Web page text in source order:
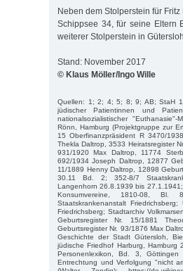
Neben dem Stolperstein für
Schippsee 34, für seine Eltern
weiterer Stolperstein in
Stand: November 2017
© Klaus Möller/Ingo Wille
Quellen: 1; 2; 4; 5; 8; 9; AB; StaH
jüdischer Patientinnen und
nationalsozialistischer
Rönn, Hamburg (Projektgruppe zur
15 Oberfinanzpräsident R 3470/
Thekla Daltrop, 3533 Heiratsregister
931/1920 Max Daltrop, 11774
692/1934 Joseph Daltrop, 12877
11/1889 Henny Daltrop, 12898
30.11 Bd. 2; 352-8/7
Langenhorn 26.8.1939 bis
Konsumvereine, 1810-08, Bl.
Staatskrankenanstalt
Friedrichsberg; Stadtarchiv
Geburtsregister Nr. 15/1881
Geburtsregister Nr. 93/1876 Max
Geschichte der Stadt Gütersloh,
jüdische Friedhof Harburg, Hamburg
Personenlexikon, Bd. 3,
Entrechtung und Verfolgung "nicht